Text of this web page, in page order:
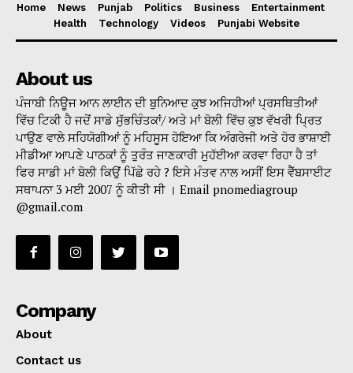
Home News Punjab Politics Business
Entertainment
Health
Technology Videos Punjabi Website
About us
ਪੰਜਾਬੀ ਨਿਊਜ ਆਨ ਲਾਈਨ ਦੀ ਬੁਨਿਆਦ ਕੁਝ ਅਜਿਹੀਆਂ ਪ੍ਰਸਥਿਤੀਆਂ
ਵਿੱਚ ਟਿਕੀ ਹੈ ਜਦੋਂ ਸਾਡੇ ਸੁੱਭਚਿੰਤਕਾਂ/ ਅਤੇ ਮਾਂ ਬੋਲੀ ਵਿੱਚ ਕੁਝ ਵੱਖਰੀ ਪ੍ਰਿਤ
ਪਾਉਣ ਵਾਲੇ ਸਹਿਯੋਗੀਆਂ ਨੂੰ ਮਹਿਸੂਸ ਹੋਇਆ ਕਿ ਅੰਗਰੇਜੀ ਅਤੇ ਹੋਰ ਭਾਸ਼ਾਈ
ਮੀਡੀਆ ਆਪਣੇ ਪਾਠਕਾਂ ਨੂੰ ਤੁਰੰਤ ਜਾਣਕਾਰੀ ਮੁਹੱਈਆ ਕਰਵਾ ਰਿਹਾ ਹੈ ਤਾਂ
ਫਿਰ ਸਾਡੀ ਮਾਂ ਬੋਲੀ ਕਿਉਂ ਪਿੱਛੇ ਰਹੇ ? ਇਸੇ ਮੰਤਵ ਨਾਲ ਅਸੀਂ ਇਸ ਵੈੱਬਸਾਈਟ
ਸਥਾਪਨਾ 3 ਮਈ 2007 ਨੂੰ ਕੀਤੀ ਸੀ । Email pnomediagroup
@gmail.com
Company
About
Contact us